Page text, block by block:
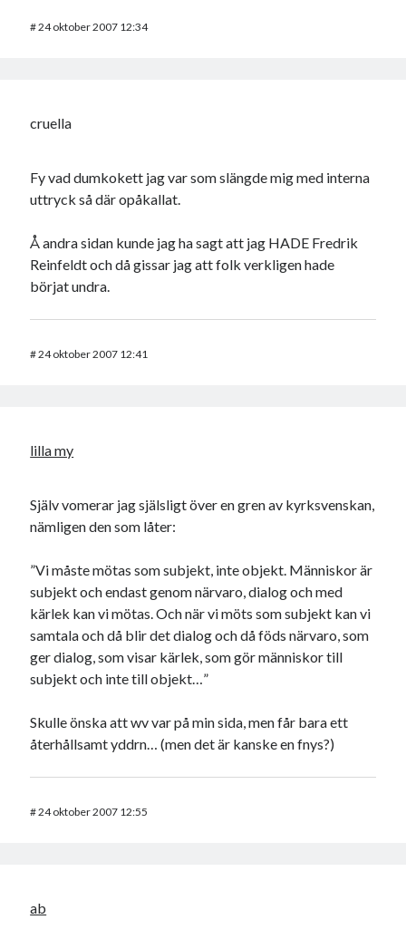
#24 oktober 2007 12:34
cruella
Fy vad dumkokett jag var som slängde mig med interna
uttryck så där opåkallat.
Å andra sidan kunde jag ha sagt att jag HADE Fredrik
Reinfeldt och då gissar jag att folk verkligen hade
börjat undra.
#24 oktober 2007 12:41
lilla my
Själv vomerar jag själsligt över en gren av kyrksvenskan,
nämligen den som låter:
”Vi måste mötas som subjekt, inte objekt. Människor är
subjekt och endast genom närvaro, dialog och med
kärlek kan vi mötas. Och när vi möts som subjekt kan vi
samtala och då blir det dialog och då föds närvaro, som
ger dialog, som visar kärlek, som gör människor till
subjekt och inte till objekt…”
Skulle önska att wv var på min sida, men får bara ett
återhållsamt yddrn… (men det är kanske en fnys?)
#24 oktober 2007 12:55
ab